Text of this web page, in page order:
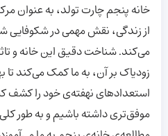
خانه پنجم چارت تولد، به عنوان
از زندگی، نقش مهمی در شکوفایی
می‌کند. شناخت دقیق این خانه و
زودیاک بر آن، به ما کمک می‌کند تا
استعدادهای نهفته‌ی خود را کشف
موفق‌تری داشته باشیم و به طور